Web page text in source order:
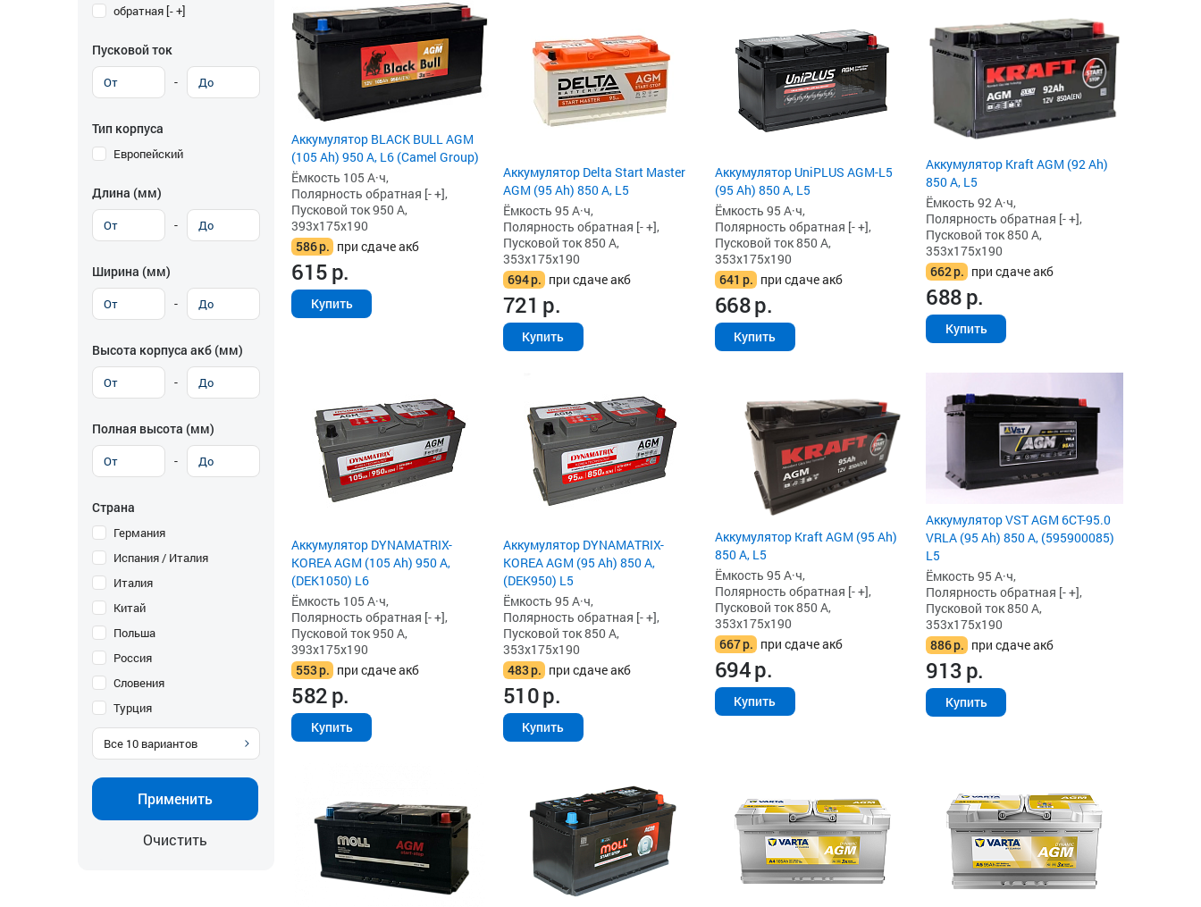
обратная [- +]
Пусковой ток
-
Тип корпуса
Европейский
Длина (мм)
-
Ширина (мм)
-
Высота корпуса акб (мм)
-
Полная высота (мм)
-
Страна
Германия
Испания / Италия
Италия
Китай
Польша
Россия
Словения
Турция
Все 10 вариантов
Применить
Очистить
Аккумулятор BLACK BULL AGM
(105 Ah) 950 А, L6 (Camel Group)
Ёмкость 105 А·ч,
Полярность обратная [- +],
Пусковой ток 950 А,
393x175x190
586р. при сдаче акб
615р.
Купить
Аккумулятор Delta Start Master
AGM (95 Ah) 850 А, L5
Ёмкость 95 А·ч,
Полярность обратная [- +],
Пусковой ток 850 А,
353x175x190
694р. при сдаче акб
721 р.
Купить
Аккумулятор UniPLUS AGM-L5
(95 Ah) 850 А, L5
Ёмкость 95 А·ч,
Полярность обратная [- +],
Пусковой ток 850 А,
353x175x190
641 р. при сдаче акб
668р.
Купить
Аккумулятор Kraft AGM (92 Ah)
850 А, L5
Ёмкость 92 А·ч,
Полярность обратная [- +],
Пусковой ток 850 А,
353x175x190
662р. при сдаче акб
688р.
Купить
Аккумулятор DYNAMATRIX-
KOREA AGM (105 Ah) 950 А,
(DEK1050) L6
Ёмкость 105 А·ч,
Полярность обратная [- +],
Пусковой ток 950 А,
393x175x190
553р. при сдаче акб
582р.
Купить
Аккумулятор DYNAMATRIX-
KOREA AGM (95 Ah) 850 А,
(DEK950) L5
Ёмкость 95 А·ч,
Полярность обратная [- +],
Пусковой ток 850 А,
353x175x190
483р. при сдаче акб
510р.
Купить
Аккумулятор Kraft AGM (95 Ah)
850 А, L5
Ёмкость 95 А·ч,
Полярность обратная [- +],
Пусковой ток 850 А,
353x175x190
667р. при сдаче акб
694р.
Купить
Аккумулятор VST AGM 6СТ-95.0
VRLA (95 Ah) 850 А, (595900085)
L5
Ёмкость 95 А·ч,
Полярность обратная [- +],
Пусковой ток 850 А,
353x175x190
886р. при сдаче акб
913р.
Купить